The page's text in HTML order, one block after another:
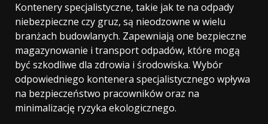
Kontenery specjalistyczne, takie jak te na odpady
niebezpieczne czy gruz, są nieodzowne w wielu
branżach budowlanych. Zapewniają one bezpieczne
magazynowanie i transport odpadów, które mogą
być szkodliwe dla zdrowia i środowiska. Wybór
odpowiedniego kontenera specjalistycznego wpływa
na bezpieczeństwo pracowników oraz na
minimalizację ryzyka ekologicznego.